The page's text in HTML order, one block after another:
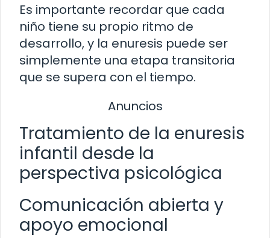
Es importante recordar que cada
niño tiene su propio ritmo de
desarrollo, y la enuresis puede ser
simplemente una etapa transitoria
que se supera con el tiempo.
Anuncios
Tratamiento de la enuresis
infantil desde la
perspectiva psicológica
Comunicación abierta y
apoyo emocional